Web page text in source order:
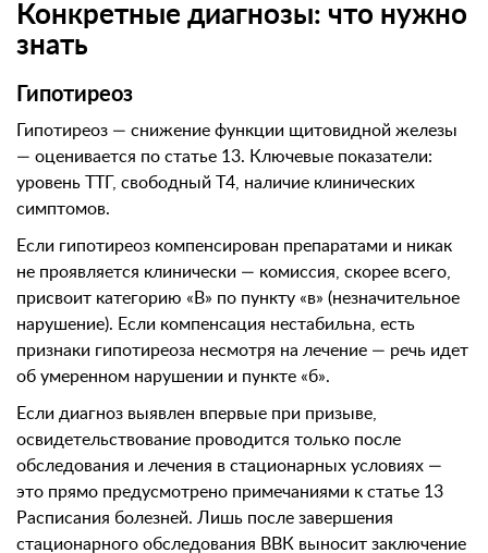
Конкретные диагнозы: что нужно
знать
Гипотиреоз
Гипотиреоз — снижение функции щитовидной железы
— оценивается по статье 13. Ключевые показатели:
уровень ТТГ, свободный Т4, наличие клинических
симптомов.
Если гипотиреоз компенсирован препаратами и никак
не проявляется клинически — комиссия, скорее всего,
присвоит категорию «В» по пункту «в» (незначительное
нарушение). Если компенсация нестабильна, есть
признаки гипотиреоза несмотря на лечение — речь идет
об умеренном нарушении и пункте «б».
Если диагноз выявлен впервые при призыве,
освидетельствование проводится только после
обследования и лечения в стационарных условиях —
это прямо предусмотрено примечаниями к статье 13
Расписания болезней. Лишь после завершения
стационарного обследования ВВК выносит заключение